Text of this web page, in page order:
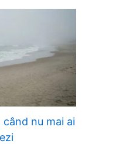
nu mai ai